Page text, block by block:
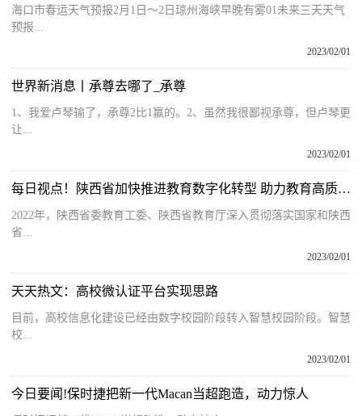
海口市春运天气预报2月1日～2日琼州海峡早晚有雾01未来三天天气
预报...
2023/02/01
世界新消息丨承尊去哪了_承尊
1、我爱卢琴输了，承尊2比1赢的。2、虽然我很鄙视承尊，但卢琴更
让...
2023/02/01
每日视点！陕西省加快推进教育数字化转型 助力教育高质量发展
2022年，陕西省委教育工委、陕西省教育厅深入贯彻落实国家和陕西
省...
2023/02/01
天天热文：高校微认证平台实现思路
目前，高校信息化建设已经由数字校园阶段转入智慧校园阶段。智慧
校...
2023/02/01
今日要闻!保时捷把新一代Macan当超跑造，动力惊人